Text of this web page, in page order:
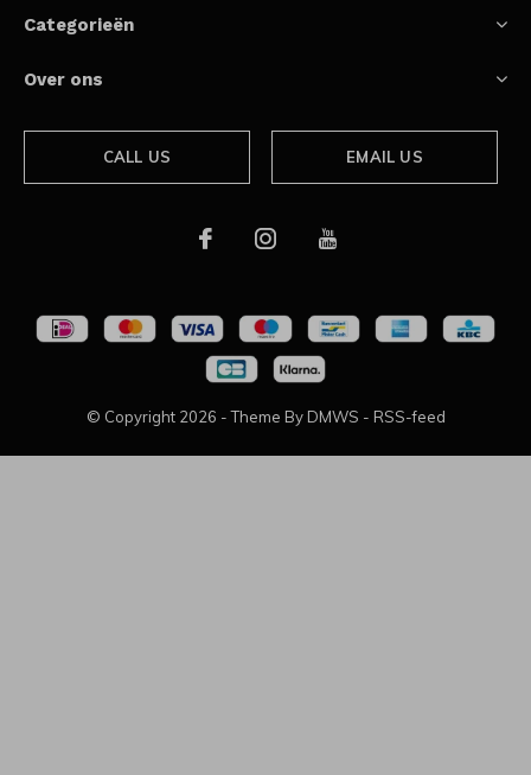
Categorieën
Over ons
CALL US EMAIL US
© Copyright 2026 - Theme By DMWS - RSS-feed